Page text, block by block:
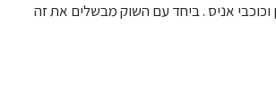
וכוכבי אניס . ביחד עם השוק מבשלים את זה